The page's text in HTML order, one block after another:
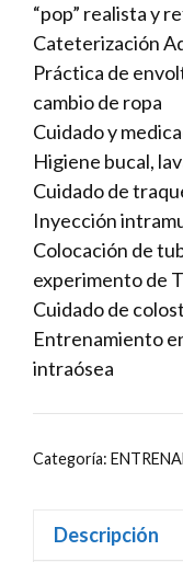
“pop” realista y
Cateterización
Práctica de
cambio de ropa
Cuidado y
Higiene bucal,
Cuidado de
Inyección
Colocación de
experimento de
Cuidado de
Entrenamiento
intraósea
Categoría:
Descripción